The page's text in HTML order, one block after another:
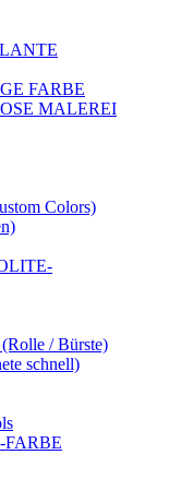
FARBE
MALEREI
Colors)
/ Bürste)
schnell)
FARBE